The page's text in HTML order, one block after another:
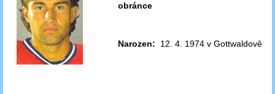
obránce
Narozen: 12. 4. 1974 v Gottwaldově